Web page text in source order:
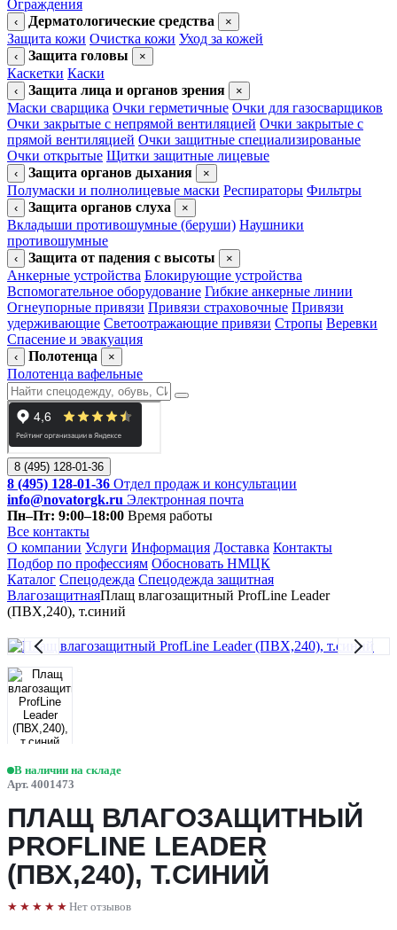
Ограждения
‹ Дерматологические средства ×
Защита кожи Очистка кожи Уход за кожей
‹ Защита головы ×
Каскетки Каски
‹ Защита лица и органов зрения ×
Маски сварщика Очки герметичные Очки для газосварщиков
Очки закрытые с непрямой вентиляцией Очки закрытые с
прямой вентиляцией Очки защитные специализированые
Очки открытые Щитки защитные лицевые
‹ Защита органов дыхания ×
Полумаски и полнолицевые маски Респираторы Фильтры
‹ Защита органов слуха ×
Вкладыши противошумные (беруши) Наушники
противошумные
‹ Защита от падения с высоты ×
Анкерные устройства Блокирующие устройства
Вспомогательное оборудование Гибкие анкерные линии
Огнеупорные привязи Привязи страховочные Привязи
удерживающие Светоотражающие привязи Стропы Веревки
Спасение и эвакуация
‹ Полотенца ×
Полотенца вафельные
8 (495) 128-01-36
8 (495) 128-01-36 Отдел продаж и консультации
info@novatorgk.ru Электронная почта
Пн–Пт: 9:00–18:00 Время работы
Все контакты
О компании Услуги Информация Доставка Контакты
Подбор по профессиям Обосновать НМЦК
Каталог Спецодежда Спецодежда защитная
ВлагозащитнаяПлащ влагозащитный ProfLine Leader
(ПВХ,240), т.синий
В наличии на складе
Арт. 4001473
ПЛАЩ ВЛАГОЗАЩИТНЫЙ
PROFLINE LEADER
(ПВХ,240), Т.СИНИЙ
★★★★★ Нет отзывов